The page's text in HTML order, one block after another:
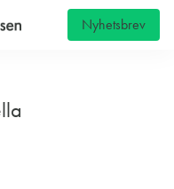
Nyhetsbrev